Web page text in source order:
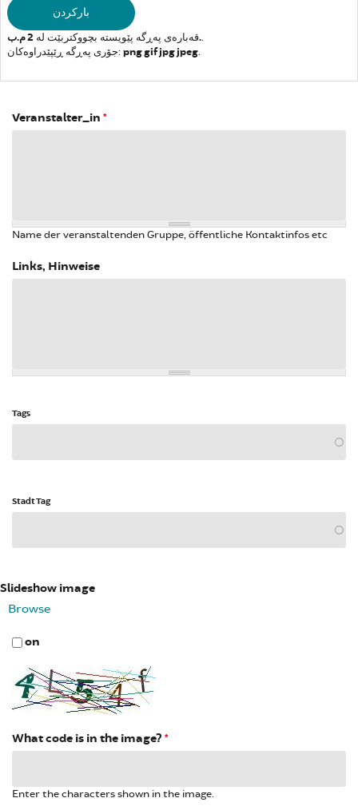
قەبارەی پەڕگە پێویستە بچووکتربێت لە2 م.ب..
جۆری پەڕگە ڕێپێدراوەکان: png gif jpg jpeg.
Veranstalter_in *
Name der veranstaltenden Gruppe, öffentliche Kontaktinfos etc
Links, Hinweise
Tags
Stadt Tag
Slideshow image
Browse
on
What code is in the image? *
Enter the characters shown in the image.